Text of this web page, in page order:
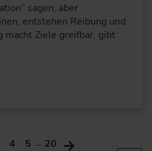
sagen, aber
entstehen Reibung und
Ziele greifbar, gibt
4 5 … 20